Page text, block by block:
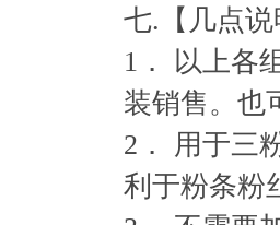
七. 【几点
1 ．
以上各
装销售。也
2 ．
用于三
利于粉条粉